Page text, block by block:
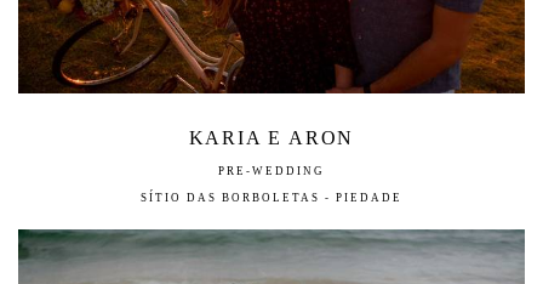
KARIA E ARON
PRE-WEDDING
SÍTIO DAS BORBOLETAS - PIEDADE